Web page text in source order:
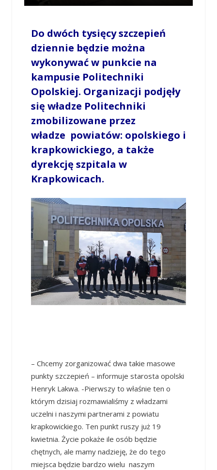
Do dwóch tysięcy szczepień
dziennie będzie można
wykonywać w punkcie na
kampusie Politechniki
Opolskiej. Organizacji podjęły
się władze Politechniki
zmobilizowane przez
władze powiatów: opolskiego i
krapkowickiego, a także
dyrekcję szpitala w
Krapkowicach.
– Chcemy zorganizować dwa takie masowe
punkty szczepień – informuje starosta opolski
Henryk Lakwa. -Pierwszy to właśnie ten o
którym dzisiaj rozmawialiśmy z władzami
uczelni i naszymi partnerami z powiatu
krapkowickiego. Ten punkt ruszy już 19
kwietnia. Życie pokaże ile osób będzie
chętnych, ale mamy nadzieję, że do tego
miejsca będzie bardzo wielu naszym